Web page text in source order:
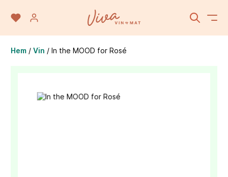
Hem / Vin / In the MOOD for Rosé